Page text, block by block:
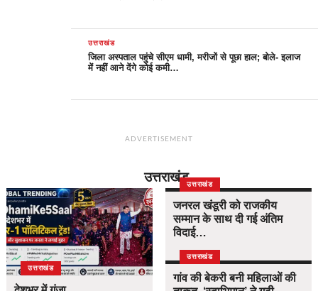
उत्तराखंड
जिला अस्पताल पहुंचे सीएम धामी, मरीजों से पूछा हाल; बोले- इलाज
में नहीं आने देंगे कोई कमी…
ADVERTISEMENT
उत्तराखंड
उत्तराखंड
उत्तराखंड
जनरल खंडूरी को राजकीय
सम्मान के साथ दी गई अंतिम
विदाई…
उत्तराखंड
गांव की बेकरी बनी महिलाओं की